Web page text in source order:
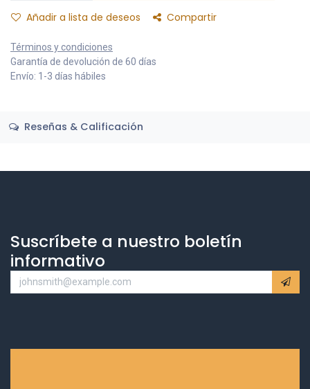
Añadir a lista de deseos Compartir
Términos y condiciones
Garantía de devolución de 60 días
Envío: 1-3 días hábiles
Reseñas & Calificación
Suscríbete a nuestro boletín
informativo